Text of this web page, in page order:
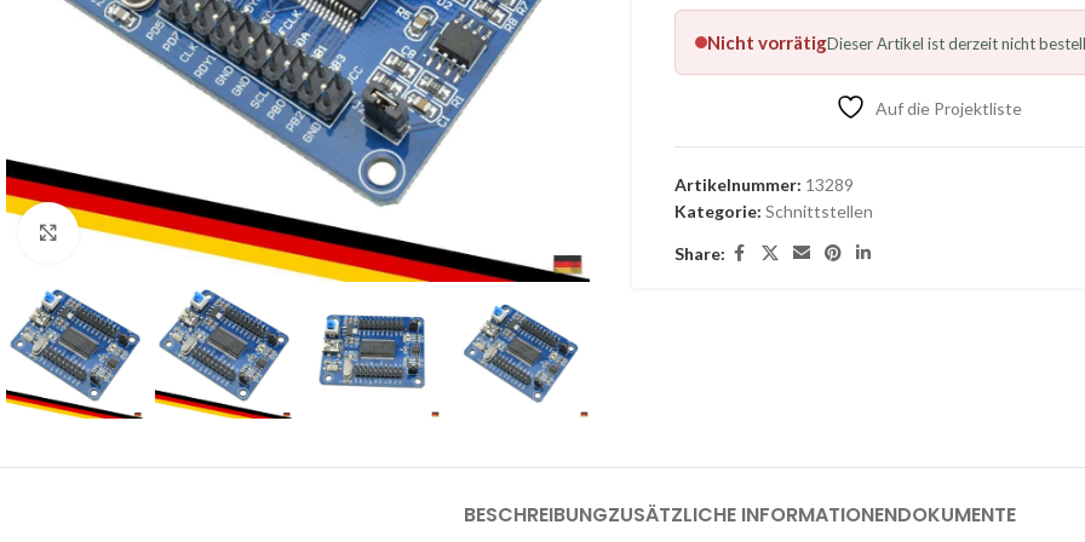
Click to enlarge
Nicht vorrätigDieser Artikel ist derzeit nicht
Auf die Projektliste
Artikelnummer: 13289
Kategorie: Schnittstellen
Share:
BESCHREIBUNGZUSÄTZLICHE INFORMATIONENDOKUMENTE